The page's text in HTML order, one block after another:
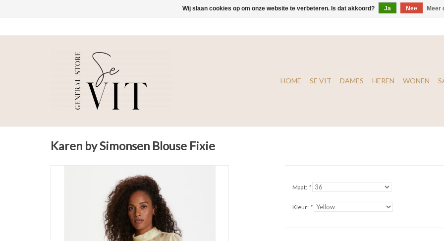
HOME SE VIT DAMES HEREN WONEN
Karen by Simonsen Blouse Fixie
Maat: *
Kleur: *
Wij slaan cookies op om onze website te verbeteren. Is dat akkoord? Ja Nee Meer